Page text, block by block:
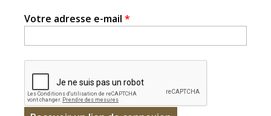
Votre adresse e-mail *